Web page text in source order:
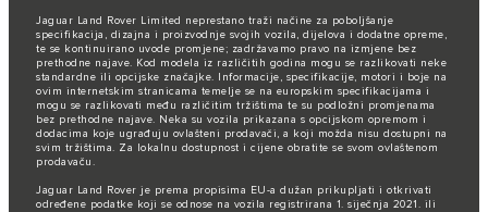
Jaguar Land Rover Limited neprestano traži načine za poboljšanje
specifikacija, dizajna i proizvodnje svojih vozila, dijelova i dodatne opreme,
te se kontinuirano uvode promjene; zadržavamo pravo na izmjene bez
prethodne najave. Kod modela iz različitih godina mogu se razlikovati neke
standardne ili opcijske značajke. Informacije, specifikacije, motori i boje na
ovim internetskim stranicama temelje se na europskim specifikacijama i
mogu se razlikovati među različitim tržištima te su podložni promjenama
bez prethodne najave. Neka su vozila prikazana s opcijskom opremom i
dodacima koje ugrađuju ovlašteni prodavači, a koji možda nisu dostupni na
svim tržištima. Za lokalnu dostupnost i cijene obratite se svom ovlaštenom
prodavaču.
Jaguar Land Rover je prema propisima EU-a dužan prikupljati i otkrivati
određene podatke koji se odnose na vozila registrirana 1. siječnja 2021. ili